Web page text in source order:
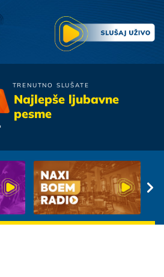
TRENUTNO SLUŠATE
Najlepše ljubavne
pesme
Denis & Denis